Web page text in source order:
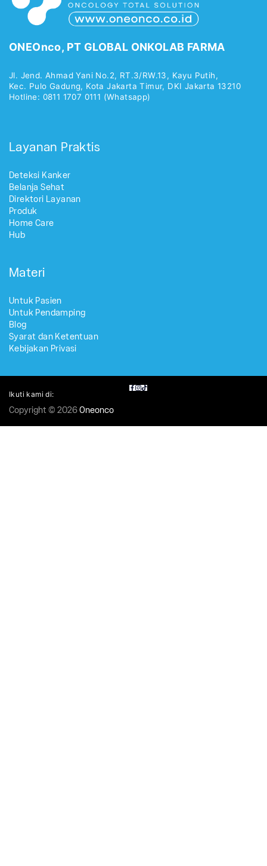
ONEOnco, PT GLOBAL ONKOLAB FARMA
Jl. Jend. Ahmad Yani No.2, RT.3/RW.13, Kayu Putih,
Kec. Pulo Gadung, Kota Jakarta Timur, DKI Jakarta 13210
Hotline: 0811 1707 0111 (Whatsapp)
Layanan Praktis
Deteksi Kanker
Belanja Sehat
Direktori Layanan
Produk
Home Care
Hub
Materi
Untuk Pasien
Untuk Pendamping
Blog
Syarat dan Ketentuan
Kebijakan Privasi
Ikuti kami di:
Copyright © 2026Oneonco